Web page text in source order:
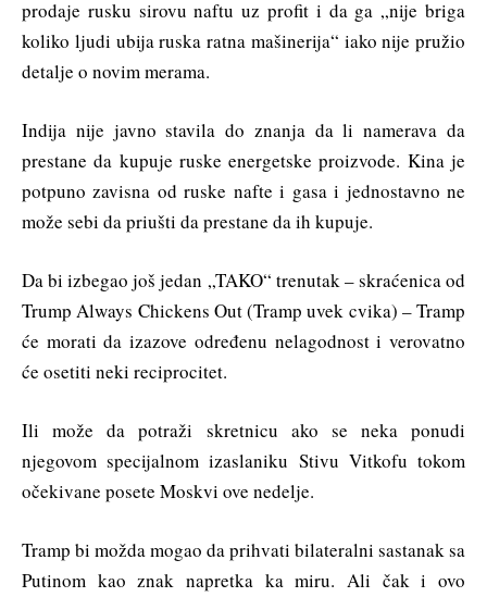
prodaje rusku sirovu naftu uz profit i da ga „nije briga
koliko ljudi ubija ruska ratna mašinerija“ iako nije pružio
detalje o novim merama.
Indija nije javno stavila do znanja da li namerava da
prestane da kupuje ruske energetske proizvode. Kina je
potpuno zavisna od ruske nafte i gasa i jednostavno ne
može sebi da priušti da prestane da ih kupuje.
Da bi izbegao još jedan „TAKO“ trenutak – skraćenica od
Trump Always Chickens Out (Tramp uvek cvika) – Tramp
će morati da izazove određenu nelagodnost i verovatno
će osetiti neki reciprocitet.
Ili može da potraži skretnicu ako se neka ponudi
njegovom specijalnom izaslaniku Stivu Vitkofu tokom
očekivane posete Moskvi ove nedelje.
Tramp bi možda mogao da prihvati bilateralni sastanak sa
Putinom kao znak napretka ka miru. Ali čak i ovo